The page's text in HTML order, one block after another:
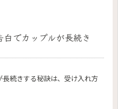
でカップルが長続き
続きする秘訣は、受け入れ方